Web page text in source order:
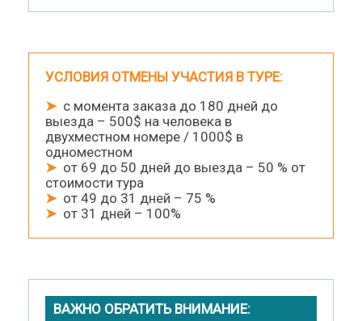
УСЛОВИЯ ОТМЕНЫ УЧАСТИЯ В ТУРЕ:
➤ с момента заказа до 180 дней до
выезда – 500$ на человека в
двухместном номере / 1000$ в
одноместном
➤ от 69 до 50 дней до выезда – 50 % от
стоимости тура
➤ от 49 до 31 дней – 75 %
➤ от 31 дней – 100%
ВАЖНО ОБРАТИТЬ ВНИМАНИЕ: